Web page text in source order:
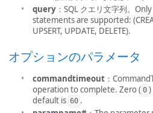
query ：SQL クエリ文字列。
statements are supported:
UPSERT, UPDATE, DELETE).
オプションのパラメータ
commandtimeout ：
operation to complete. Zero ( 0
default is 60 .